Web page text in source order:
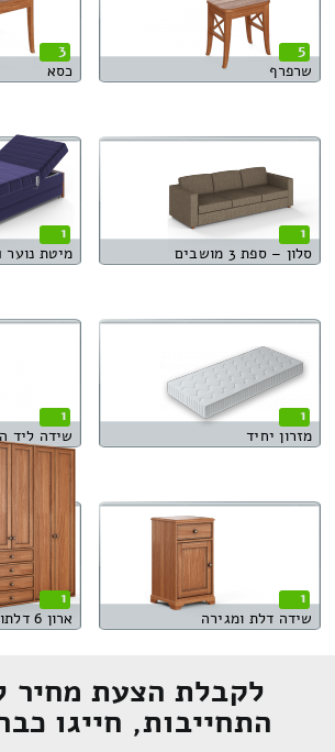
5
שרפרף
3
כסא
1
סלון – ספת 3 מושבים
1
מיטת נוער 1
1
מזרון יחיד
1
שידה ליד
1
שידה דלת ומגירה
1
ארון 6 דלתות
לקבלת הצעת מחיר
התחייבות, חייגו